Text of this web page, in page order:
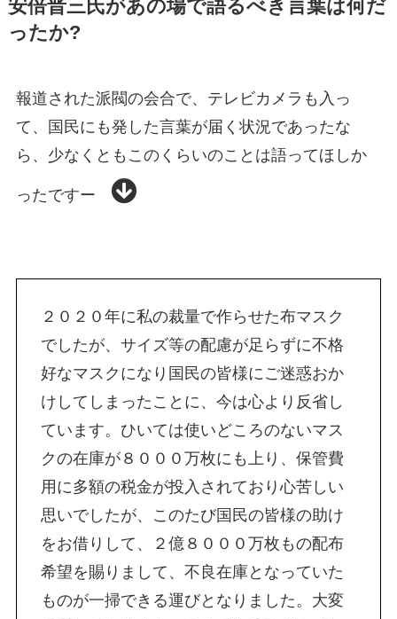
安倍晋三氏があの場で語るべき言葉は何だ
ったか?
報道された派閥の会合で、テレビカメラも入っ
て、国民にも発した言葉が届く状況であったな
ら、少なくともこのくらいのことは語ってほしか
ったですー
２０２０年に私の裁量で作らせた布マスク
でしたが、サイズ等の配慮が足らずに不格
好なマスクになり国民の皆様にご迷惑おか
けしてしまったことに、今は心より反省し
ています。ひいては使いどころのないマス
クの在庫が８０００万枚にも上り、保管費
用に多額の税金が投入されており心苦しい
思いでしたが、このたび国民の皆様の助け
をお借りして、２億８０００万枚もの配布
希望を賜りまして、不良在庫となっていた
ものが一掃できる運びとなりました。大変